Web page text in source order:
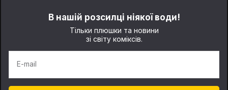
В нашій розсилці ніякої води!
Тільки плюшки та новини
зі світу коміксів.
E-mail